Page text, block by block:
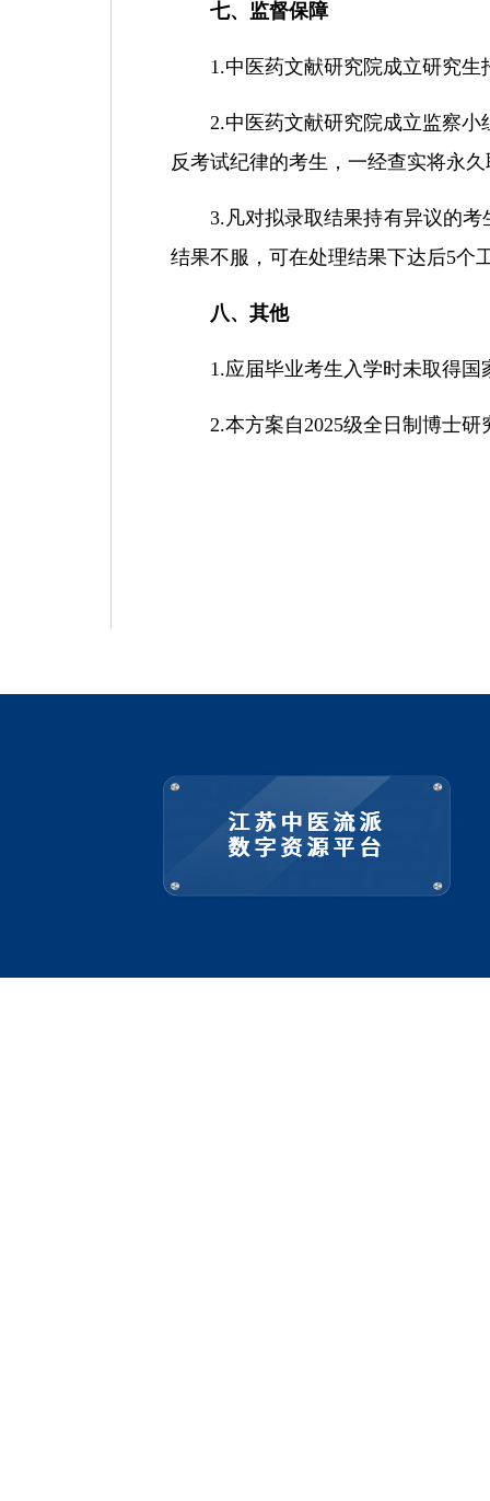
七、监督保障
1.中医药文献研究院成立研究生
2.中医药文献研究院成立监察小
反考试纪律的考生，一经查实将永
3.凡对拟录取结果持有异议的
结果不服，可在处理结果下达后5个
八、其他
1.应届毕业考生入学时未取得国
2.本方案自2025级全日制 博士研